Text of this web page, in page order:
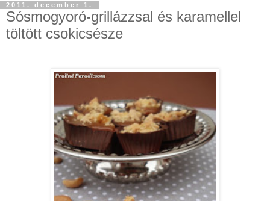
2011. december 1.
Sósmogyoró-grillázzsal és karamellel
töltött csokicsésze